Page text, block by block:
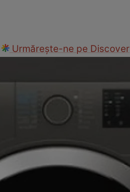
Urmărește-ne pe Discover